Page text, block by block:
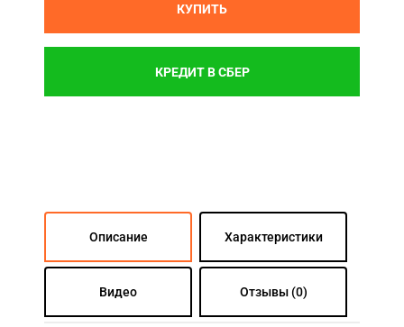
КУПИТЬ
КРЕДИТ В СБЕР
Описание Характеристики
Видео Отзывы (0)